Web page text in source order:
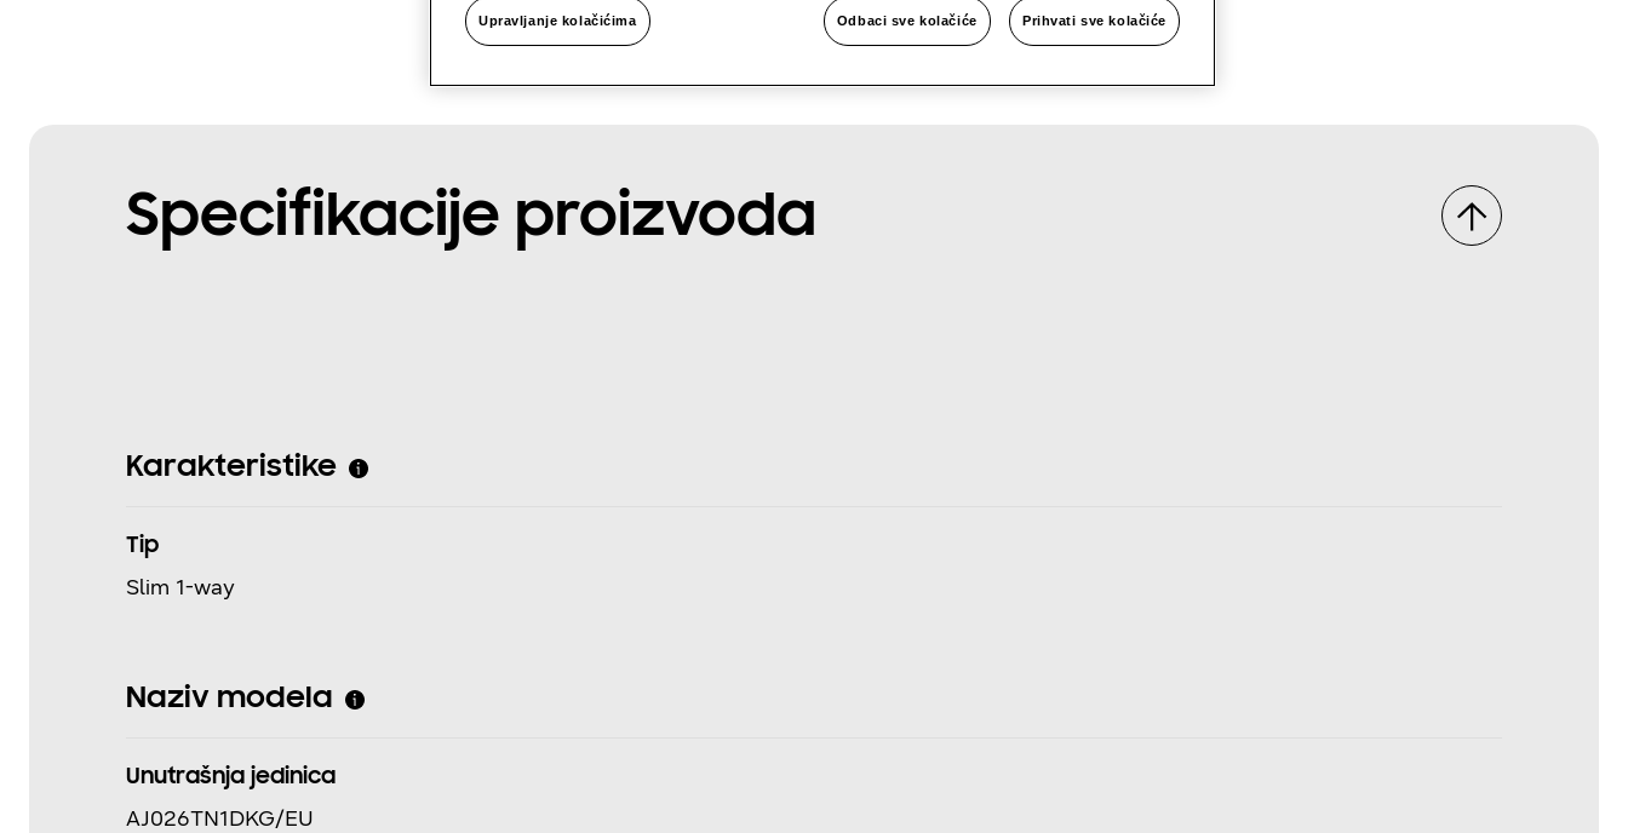
Specifikacije proizvoda
Karakteristike
Tip
Slim 1-way
Naziv modela
Unutrašnja jedinica
AJ026TN1DKG/EU
Upravljanje kolačićima Odbaci sve kolačiće Prihvati sve kolačiće